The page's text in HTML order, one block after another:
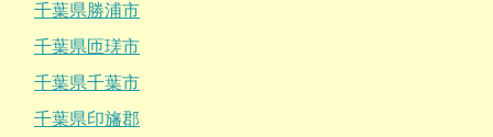
千葉県勝浦市
千葉県匝瑳市
千葉県千葉市
千葉県印旛郡